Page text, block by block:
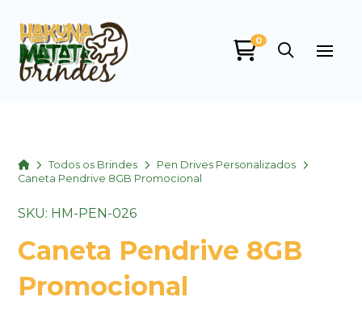
0
HomeTodos os Brindes
Pen Drives Personalizados
Caneta Pendrive 8GB Promocional
SKU: HM-PEN-026
Caneta Pendrive 8GB
Promocional